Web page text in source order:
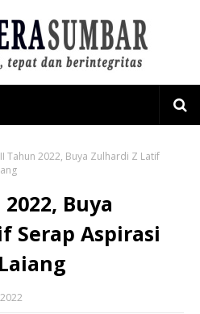
Tahun 2022, Buya Zulhardi Z Latif
Buya
Serap Aspirasi